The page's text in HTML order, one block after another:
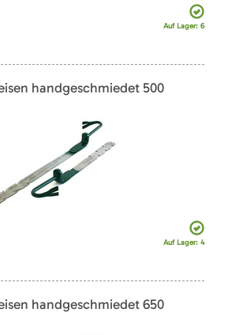
Auf Lager: 6
handgeschmiedet 500
Auf Lager: 4
handgeschmiedet 650